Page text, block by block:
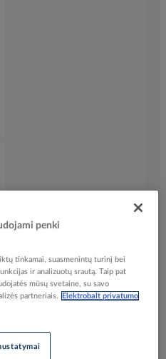
penki
tinkamai, suasmenintų turinį bei
ir analizuotų srautą. Taip pat
mūsų svetaine, su savo
partneriais.
Elektrobalt privatumo